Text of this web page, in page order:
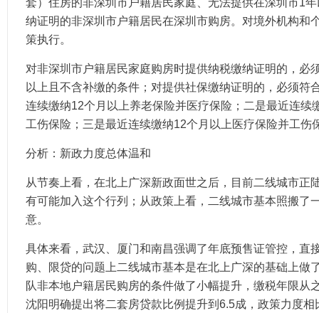
套）住房的非深圳市户籍居民家庭、无法提供在深圳市1
纳证明的非深圳市户籍居民在深圳市购房。对境外机构和
策执行。
对非深圳市户籍居民家庭购房时提供纳税缴纳证明的，必
以上且不含补缴的条件；对提供社保缴纳证明的，必须符
连续缴纳12个月以上养老保险并医疗保险；二是最近连续
工伤保险；三是最近连续缴纳12个月以上医疗保险并工伤
分析：新政力度总体温和
从节奏上看，在北上广深新政面世之后，目前二线城市正
有可能加入这个行列；从政策上看，二线城市基本照搬了
意。
具体来看，武汉、厦门和南昌强调了年底预售证管控，直
购、限贷的问题上二线城市基本是在北上广深的基础上做
队非本地户籍居民购房的条件做了小幅提升，缴税年限从
沈阳明确提出将二套房贷款比例提升到6.5成，政策力度